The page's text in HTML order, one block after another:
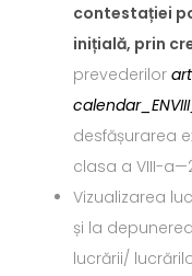
contestației
inițială, prin
prevederilor
desfășurarea
clasa a VIII-
Vizualizarea
și la
lucrării/